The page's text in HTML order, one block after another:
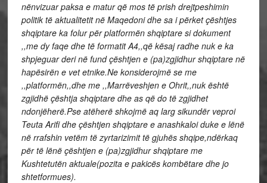
nënvizuar paksa e matur që mos të prish drejtpeshimin
politik të aktualitetit në Maqedoni dhe sa i përket çështjes
shqiptare ka folur për platformën shqiptare si dokument
,,me dy faqe dhe të formatit A4,,që kësaj radhe nuk e ka
shpjeguar deri në fund çështjen e (pa)zgjidhur shqiptare në
hapësirën e vet etnike.Ne konsiderojmë se me
,,platformën,,dhe me ,,Marrëveshjen e Ohrit,,nuk është
zgjidhë çështja shqiptare dhe as që do të zgjidhet
ndonjëherë.Pse atëherë shkojmë aq larg sikundër veproi
Teuta Arifi dhe çështjen shqiptare e anashkaloi duke e lënë
në rrafshin vetëm të zyrtarizimit të gjuhës shqipe,ndërkaq
për të lënë çështjen e (pa)zgjidhur shqiptare me
Kushtetutën aktuale(pozita e pakicës kombëtare dhe jo
shtetformues).